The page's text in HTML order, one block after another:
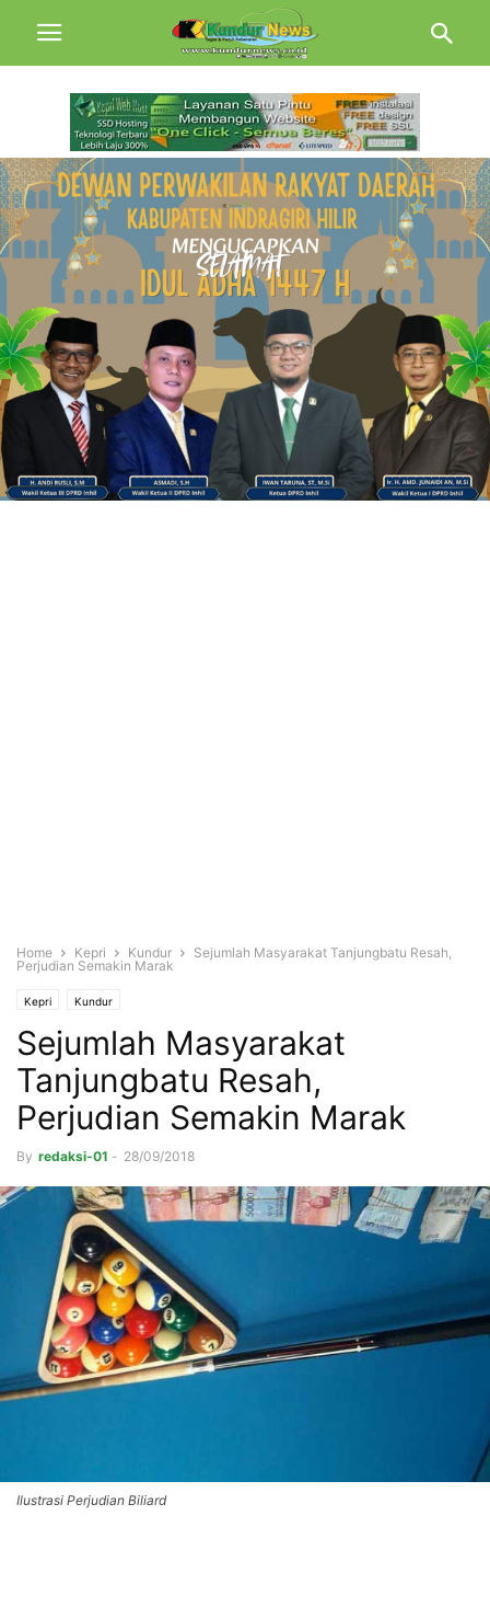
Home Kepri Kundur
Sejumlah Masyarakat Tanjungbatu Resah,
Perjudian Semakin Marak
Kepri Kundur
Sejumlah Masyarakat
Tanjungbatu Resah,
Perjudian Semakin Marak
By redaksi-01 - 28/09/2018
Ilustrasi Perjudian Biliard